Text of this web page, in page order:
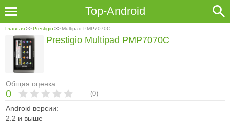
Top-Android
Главная>>Prestigio>> Multipad PMP7070C
Общая оценка:
0 (0)
Android версии:
2.2 и выше
Prestigio Multipad PMP7070C